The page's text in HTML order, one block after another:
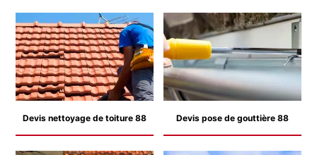
Devis nettoyage de toiture 88 Devis pose de gouttière 88